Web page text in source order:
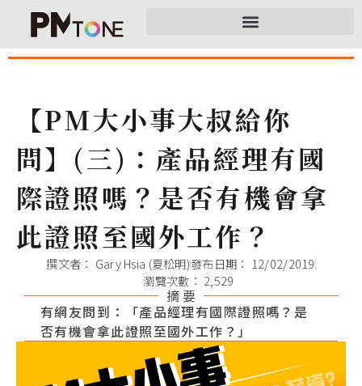
【PM大小事大叔給你
問】(三)：產品經理有國
際證照嗎？是否有機會拿
此證照至國外工作？
撰文者： Gary Hsia (夏松明)發布日期： 12/02/2019
瀏覽次數： 2,529
摘 要
有網友問到：「產品經理有國際證照嗎？是
否有機會拿此證照至國外工作？」